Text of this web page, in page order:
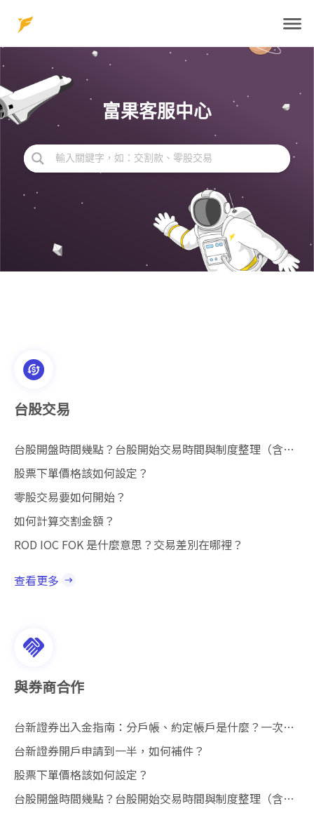
富果客服中心
台股交易
台股開盤時間幾點？台股開始交易時間與制度整理（含盤中、盤後、零股交易）
股票下單價格該如何設定？
零股交易要如何開始？
如何計算交割金額？
ROD IOC FOK 是什麼意思？交易差別在哪裡？
查看更多
與券商合作
台新證券出入金指南：分戶帳、約定帳戶是什麼？一次搞懂入金、出金流程與注意事項
台新證券開戶申請到一半，如何補件？
股票下單價格該如何設定？
台股開盤時間幾點？台股開始交易時間與制度整理（含盤中、盤後、零股交易）